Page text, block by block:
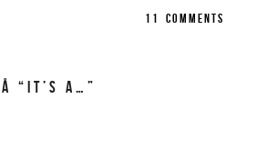
11 COMMENTS
“IT’S A…”